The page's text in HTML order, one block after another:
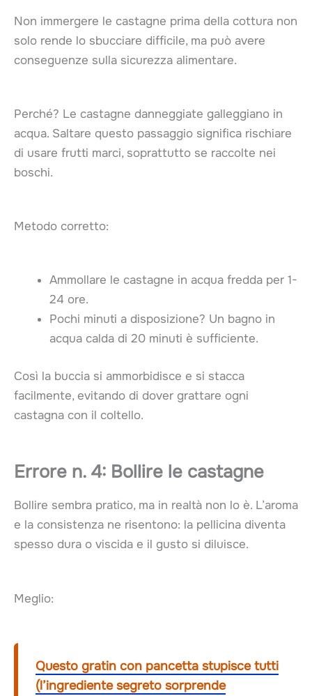
Non immergere le castagne prima della cottura non
solo rende lo sbucciare difficile, ma può avere
conseguenze sulla sicurezza alimentare.
Perché? Le castagne danneggiate galleggiano in
acqua. Saltare questo passaggio significa rischiare
di usare frutti marci, soprattutto se raccolte nei
boschi.
Metodo corretto:
Ammollare le castagne in acqua fredda per 1-
24 ore.
Pochi minuti a disposizione? Un bagno in
acqua calda di 20 minuti è sufficiente.
Così la buccia si ammorbidisce e si stacca
facilmente, evitando di dover grattare ogni
castagna con il coltello.
Errore n. 4: Bollire le castagne
Bollire sembra pratico, ma in realtà non lo è. L’aroma
e la consistenza ne risentono: la pellicina diventa
spesso dura o viscida e il gusto si diluisce.
Meglio:
Questo gratin con pancetta stupisce tutti
(l’ingrediente segreto sorprende